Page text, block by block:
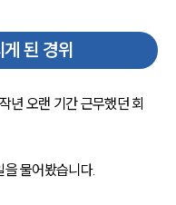
된 경위
년 오랜 기간 근무했던 회
물어봤습니다.